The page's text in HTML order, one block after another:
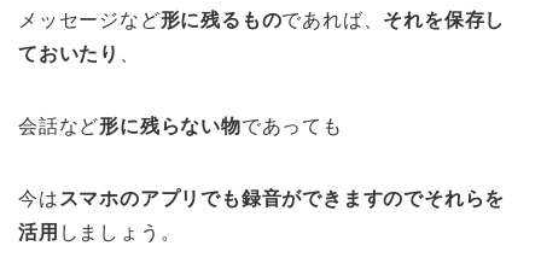
メッセージなど形に残るものであれば、 それを保存し
ておいたり
会話など形に残らない物であっても
今は スマホのアプリでも録音ができますのでそれらを
活用 しましょう。